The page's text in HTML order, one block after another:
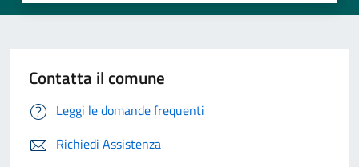
Contatta il comune
Leggi le domande frequenti
Richiedi Assistenza